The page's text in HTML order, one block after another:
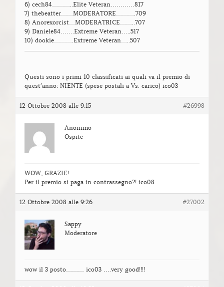
6) cech84………..Elite Veteran…………817
7) thebeatter……MODERATORE……….709
8) Anorexorcist…MODERATRICE……..707
9) Daniele84…….Extreme Veteran…..517
10) dookie……….Extreme Veteran…..507
Questi sono i primi 10 classificati ai quali va il premio di
quest’anno: NIENTE (spese postali a Vs. carico) ico03
12 Ottobre 2008 alle 9:15 #26998
Anonimo
Ospite
WOW, GRAZIE!
Per il premio si paga in contrassegno?! ico08
12 Ottobre 2008 alle 9:26 #27002
Sappy
Moderatore
wow il 3 posto……… ico03 ….very good!!!!